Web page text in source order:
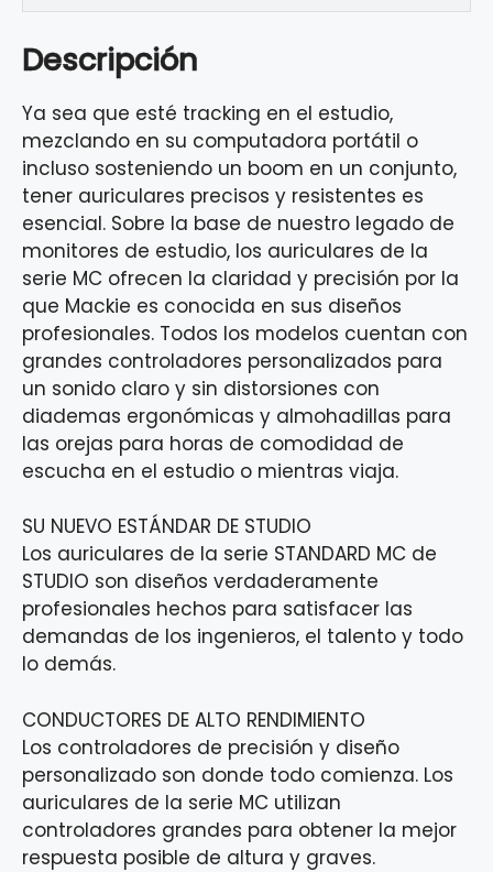
Descripción
Ya sea que esté tracking en el estudio,
mezclando en su computadora portátil o
incluso sosteniendo un boom en un conjunto,
tener auriculares precisos y resistentes es
esencial. Sobre la base de nuestro legado de
monitores de estudio, los auriculares de la
serie MC ofrecen la claridad y precisión por la
que Mackie es conocida en sus diseños
profesionales. Todos los modelos cuentan con
grandes controladores personalizados para
un sonido claro y sin distorsiones con
diademas ergonómicas y almohadillas para
las orejas para horas de comodidad de
escucha en el estudio o mientras viaja.
SU NUEVO ESTÁNDAR DE STUDIO
Los auriculares de la serie STANDARD MC de
STUDIO son diseños verdaderamente
profesionales hechos para satisfacer las
demandas de los ingenieros, el talento y todo
lo demás.
CONDUCTORES DE ALTO RENDIMIENTO
Los controladores de precisión y diseño
personalizado son donde todo comienza. Los
auriculares de la serie MC utilizan
controladores grandes para obtener la mejor
respuesta posible de altura y graves.